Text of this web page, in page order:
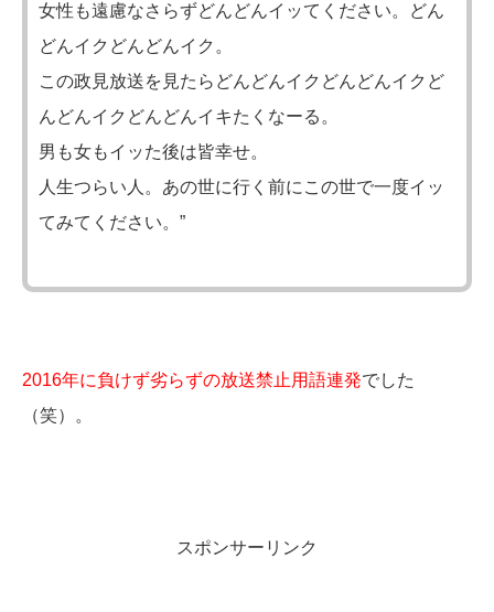
女性も遠慮なさらずどんどんイッてください。どん
どんイクどんどんイク。
この政見放送を見たらどんどんイクどんどんイクど
んどんイクどんどんイキたくなーる。
男も女もイッた後は皆幸せ。
人生つらい人。あの世に行く前にこの世で一度イッ
てみてください。”
2016年に負けず劣らずの放送禁止用語連発でした
（笑）。
スポンサーリンク